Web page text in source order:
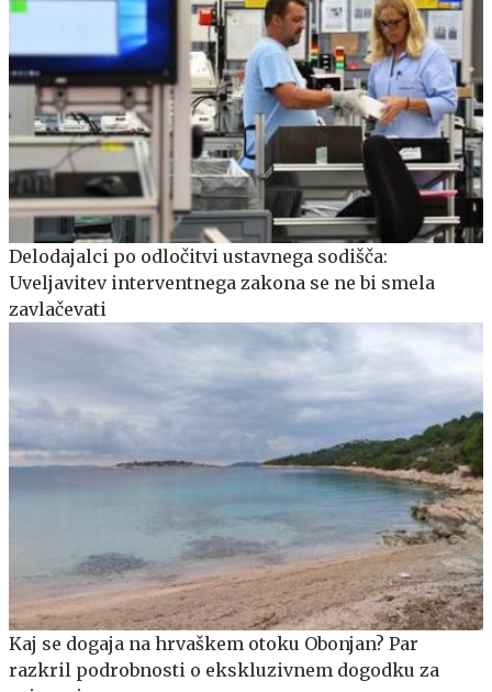
Delodajalci po odločitvi ustavnega sodišča:
Uveljavitev interventnega zakona se ne bi smela
zavlačevati
Kaj se dogaja na hrvaškem otoku Obonjan? Par
razkril podrobnosti o ekskluzivnem dogodku za